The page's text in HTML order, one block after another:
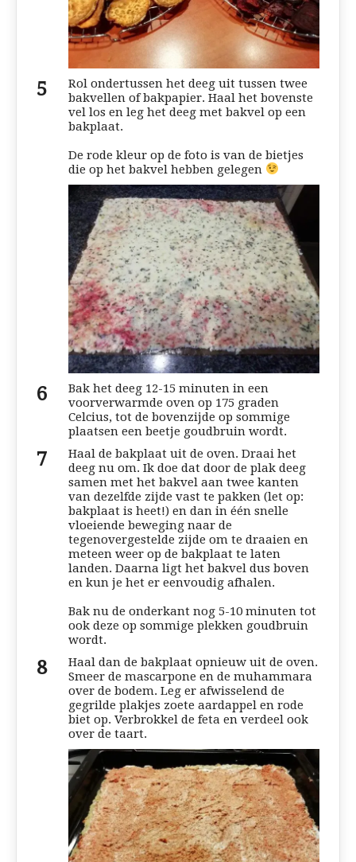
Rol ondertussen het deeg uit tussen twee
bakvellen of bakpapier. Haal het bovenste
vel los en leg het deeg met bakvel op een
bakplaat.
De rode kleur op de foto is van de bietjes
die op het bakvel hebben gelegen
Bak het deeg 12-15 minuten in een
voorverwarmde oven op 175 graden
Celcius, tot de bovenzijde op sommige
plaatsen een beetje goudbruin wordt.
Haal de bakplaat uit de oven. Draai het
deeg nu om. Ik doe dat door de plak deeg
samen met het bakvel aan twee kanten
van dezelfde zijde vast te pakken (let op:
bakplaat is heet!) en dan in één snelle
vloeiende beweging naar de
tegenovergestelde zijde om te draaien en
meteen weer op de bakplaat te laten
landen. Daarna ligt het bakvel dus boven
en kun je het er eenvoudig afhalen.
Bak nu de onderkant nog 5-10 minuten tot
ook deze op sommige plekken goudbruin
wordt.
Haal dan de bakplaat opnieuw uit de oven.
Smeer de mascarpone en de muhammara
over de bodem. Leg er afwisselend de
gegrilde plakjes zoete aardappel en rode
biet op. Verbrokkel de feta en verdeel ook
over de taart.